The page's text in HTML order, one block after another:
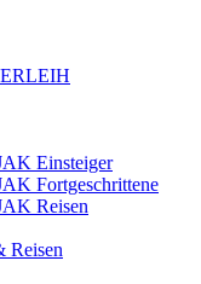
Einsteiger
Fortgeschrittene
Reisen
Reisen